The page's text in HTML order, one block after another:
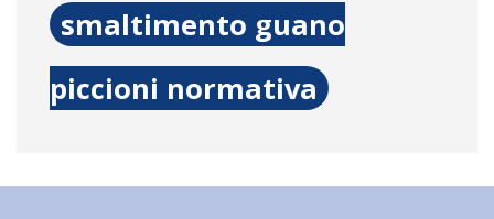
smaltimento guano
piccioni normativa